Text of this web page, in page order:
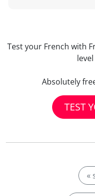
Test your French with
Absolutely
TEST
«